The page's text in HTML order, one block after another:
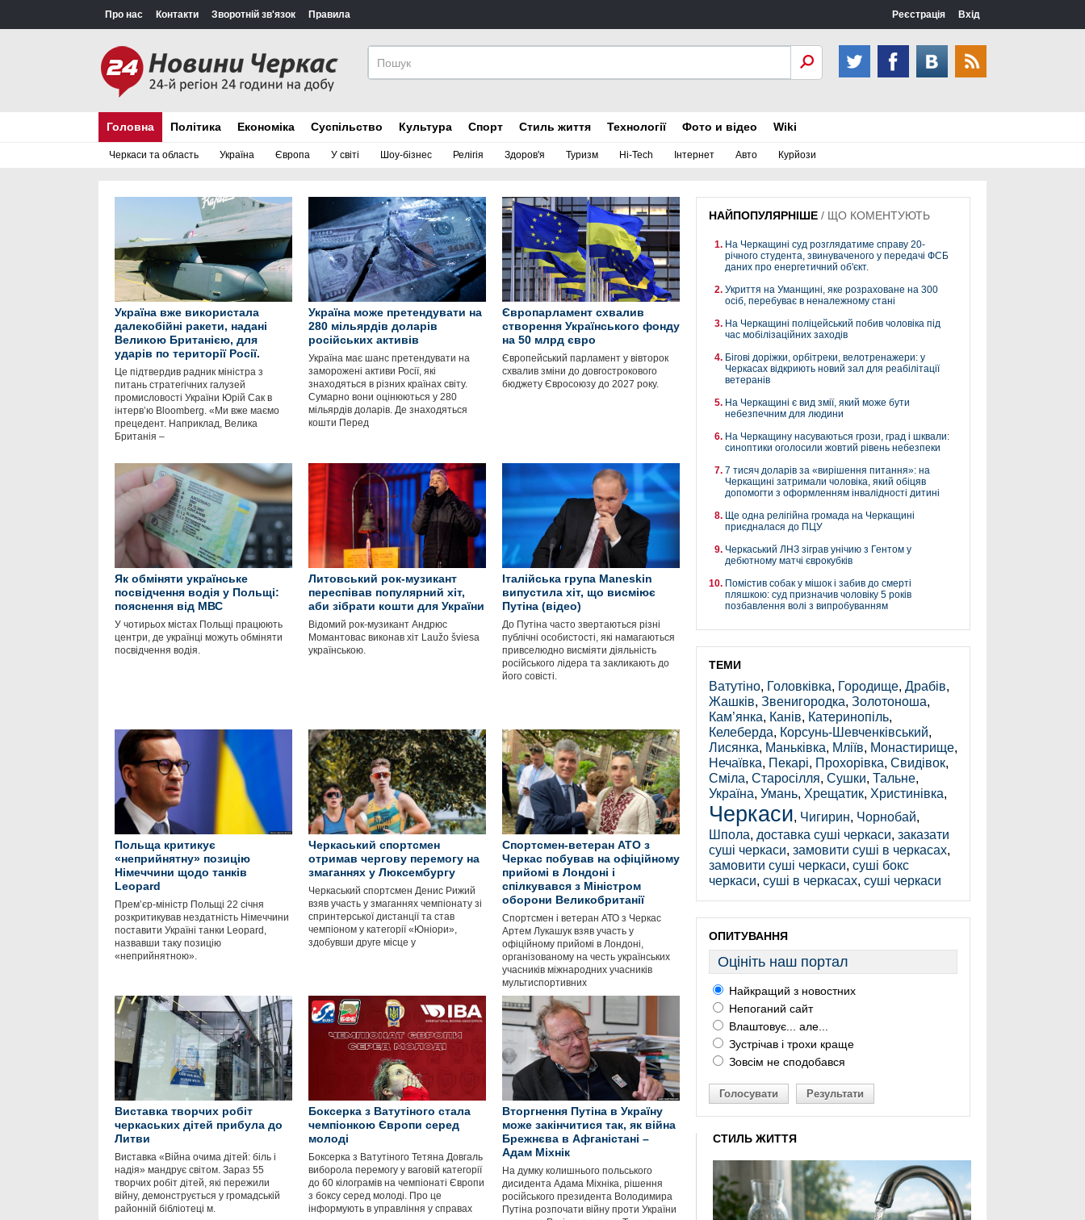
Про нас Контакти Зворотній зв'язок Правила Реєстрація Вхід
Головна
Черкаси та область Україна Європа У світі Шоу-бізнес Релігія Здоров'я Туризм Hi-Tech Інтернет Авто Курйози
Політика Економіка Суспільство Культура Спорт Стиль життя Технології Фото и відео Wiki
Україна вже використала
далекобійні ракети, надані
Великою Британією, для
ударів по території Росії.
Це підтвердив радник міністра з
питань стратегічних галузей
промисловості України Юрій Сак в
інтервʼю Bloomberg. «Ми вже маємо
прецедент. Наприклад, Велика
Британія –
Україна може претендувати на
280 мільярдів доларів
російських активів
Україна має шанс претендувати на
заморожені активи Росії, які
знаходяться в різних країнах світу.
Сумарно вони оцінюються у 280
мільярдів доларів. Де знаходяться
кошти Перед
Європарламент схвалив
створення Українського фонду
на 50 млрд євро
Європейський парламент у вівторок
схвалив зміни до довгострокового
бюджету Євросоюзу до 2027 року.
Як обміняти українське
посвідчення водія у Польщі:
пояснення від МВС
У чотирьох містах Польщі працюють
центри, де українці можуть обміняти
посвідчення водія.
Литовський рок-музикант
переспівав популярний хіт,
аби зібрати кошти для України
Відомий рок-музикант Андрюс
Момантовас виконав хіт Laužo šviesa
українською.
Італійська група Maneskin
випустила хіт, що висміює
Путіна (відео)
До Путіна часто звертаються різні
публічні особистості, які намагаються
привселюдно висміяти діяльність
російського лідера та закликають до
його совісті.
Польща критикує
«неприйнятну» позицію
Німеччини щодо танків
Leopard
Прем’єр-міністр Польщі 22 січня
розкритикував нездатність Німеччини
поставити Україні танки Leopard,
назвавши таку позицію
«неприйнятною».
Черкаський спортсмен
отримав чергову перемогу на
змаганнях у Люксембургу
Черкаський спортсмен Денис Рижий
взяв участь у змаганнях чемпіонату зі
спринтерської дистанції та став
чемпіоном у категорії «Юніори»,
здобувши друге місце у
Спортсмен-ветеран АТО з
Черкас побував на офіційному
прийомі в Лондоні і
спілкувався з Міністром
оборони Великобританії
Спортсмен і ветеран АТО з Черкас
Артем Лукашук взяв участь у
офіційному прийомі в Лондоні,
організованому на честь українських
учасників міжнародних учасників
мультиспортивних
Виставка творчих робіт
черкаських дітей прибула до
Литви
Виставка «Війна очима дітей: біль і
надія» мандрує світом. Зараз 55
творчих робіт дітей, які пережили
війну, демонструється у громадській
районній бібліотеці м.
Боксерка з Ватутіного стала
чемпіонкою Європи серед
молоді
Боксерка з Ватутіного Тетяна Довгаль
виборола перемогу у ваговій категорії
до 60 кілограмів на чемпіонаті Європи
з боксу серед молоді. Про це
інформують в управління у справах
Вторгнення Путіна в Україну
може закінчитися так, як війна
Брежнєва в Афганістані –
Адам Міхнік
На думку колишнього польського
дисидента Адама Міхніка, рішення
російського президента Володимира
Путіна розпочати війну проти України
НАЙПОПУЛЯРНІШЕ / ЩО КОМЕНТУЮТЬ
На Черкащині суд розглядатиме справу 20-
річного студента, звинуваченого у передачі ФСБ
даних про енергетичний об'єкт.
Укриття на Уманщині, яке розраховане на 300
осіб, перебуває в неналежному стані
На Черкащині поліцейський побив чоловіка під
час мобілізаційних заходів
Бігові доріжки, орбітреки, велотренажери: у
Черкасах відкриють новий зал для реабілітації
ветеранів
На Черкащині є вид змії, який може бути
небезпечним для людини
На Черкащину насуваються грози, град і шквали:
синоптики оголосили жовтий рівень небезпеки
7 тисяч доларів за «вирішення питання»: на
Черкащині затримали чоловіка, який обіцяв
допомогти з оформленням інвалідності дитині
Ще одна релігійна громада на Черкащині
приєдналася до ПЦУ
Черкаський ЛНЗ зіграв унічию з Гентом у
дебютному матчі єврокубків
Помістив собак у мішок і забив до смерті
пляшкою: суд призначив чоловіку 5 років
позбавлення волі з випробуванням
ТЕМИ
Ватутіно, Головківка, Городище, Драбів,
Жашків, Звенигородка, Золотоноша,
Кам’янка, Канів, Катеринопіль,
Келеберда, Корсунь-Шевченківський,
Лисянка, Маньківка, Мліїв, Монастирище,
Нечаївка, Пекарі, Прохорівка, Свидівок,
Сміла, Старосілля, Сушки, Тальне,
Україна, Умань, Хрещатик, Христинівка,
Черкаси, Чигирин, Чорнобай,
Шпола, доставка суші черкаси, заказати
суші черкаси, замовити суші в черкасах,
замовити суші черкаси, суші бокс
черкаси, суші в черкасах, суші черкаси
ОПИТУВАННЯ
Оцініть наш портал
Найкращий з новостних
Непоганий сайт
Влаштовує... але...
Зустрічав і трохи краще
Зовсім не сподобався
Голосувати Результати
СТИЛЬ ЖИТТЯ